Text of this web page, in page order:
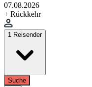
07.08.2026
+ Rückkehr
1 Reisender
Suche